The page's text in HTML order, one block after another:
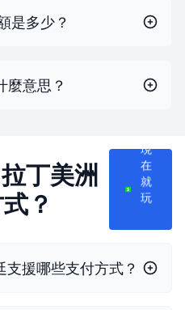
是多少？
麼意思？
丁美洲
？
現
在
就
援哪些支付方式？